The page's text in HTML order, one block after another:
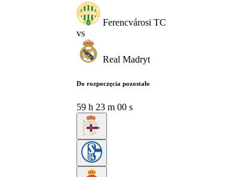
Ferencvárosi TC
vs
Real Madryt
Do rozpoczęcia pozostało
59 h 22 m 59 s